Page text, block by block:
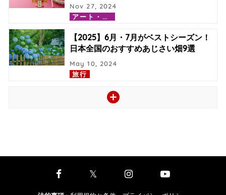
ア
ート・カルチャー
Nov 27, 2024
【2025】6月・7月がベストシーズン！
日本全国のおすすめあじさい畑9選
旅行
May 10, 2024